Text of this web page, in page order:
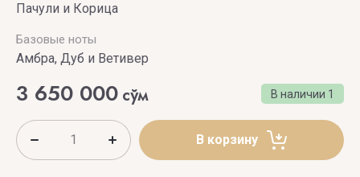
Пачули и Корица
Базовые ноты
Амбра, Дуб и Ветивер
В наличии 1
3 650 000 сўм
В корзину